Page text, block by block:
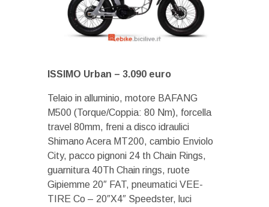
ISSIMO Urban – 3.090 euro
Telaio in alluminio, motore BAFANG
M500 (Torque/Coppia: 80 Nm), forcella
travel 80mm, freni a disco idraulici
Shimano Acera MT200, cambio Enviolo
City, pacco pignoni 24 th Chain Rings,
guarnitura 40Th Chain rings, ruote
Gipiemme 20″ FAT, pneumatici VEE-
TIRE Co – 20″X4″ Speedster, luci